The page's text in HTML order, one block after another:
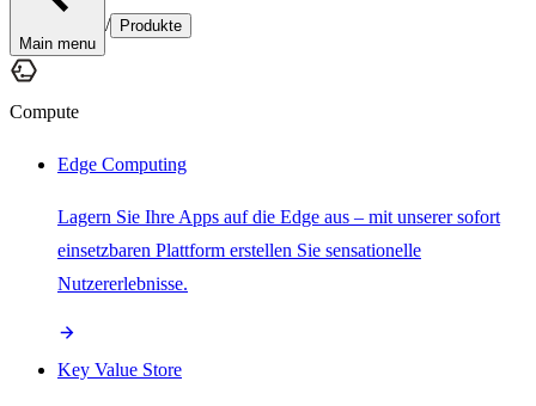
Main menu
/ Produkte
Compute
Edge Computing
Lagern Sie Ihre Apps auf die Edge aus – mit unserer sofort
einsetzbaren Plattform erstellen Sie sensationelle
Nutzererlebnisse.
Key Value Store